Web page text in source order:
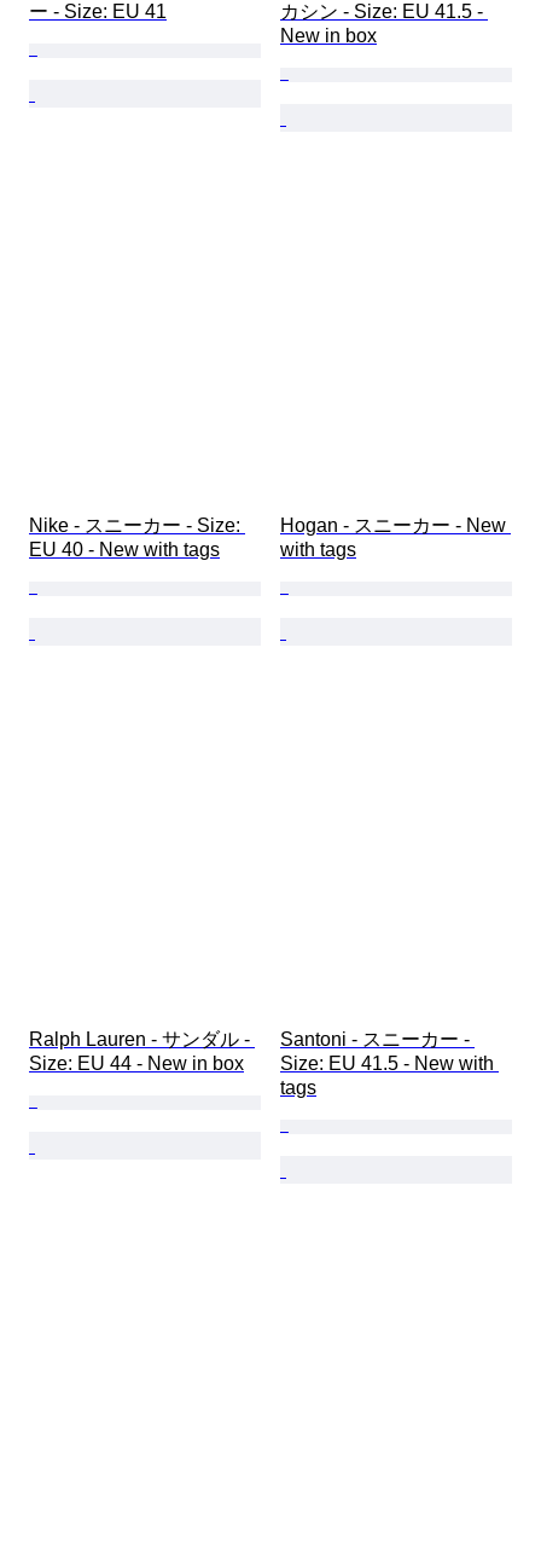
ー - Size: EU 41
カシン - Size: EU 41.5 -
New in box
Nike - スニーカー - Size:
EU 40 - New with tags
Hogan - スニーカー - New
with tags
Ralph Lauren - サンダル -
Size: EU 44 - New in box
Santoni - スニーカー -
Size: EU 41.5 - New with
tags